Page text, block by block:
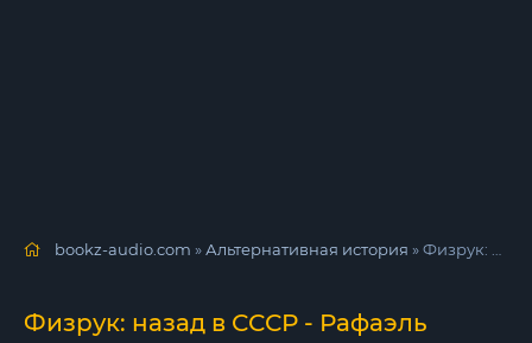
bookz-audio.com » Альтернативная история » Физрук: назад в СССР - Рафаэль Дамиров
Физрук: назад в СССР - Рафаэль